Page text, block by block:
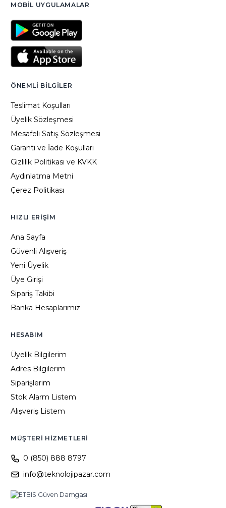
MOBIL UYGULAMALAR
ÖNEMLI BILGILER
Teslimat Koşulları
Üyelik Sözleşmesi
Mesafeli Satış Sözleşmesi
Garanti ve İade Koşulları
Gizlilik Politikası ve KVKK
Aydınlatma Metni
Çerez Politikası
HIZLI ERIŞIM
Ana Sayfa
Güvenli Alışveriş
Yeni Üyelik
Üye Girişi
Sipariş Takibi
Banka Hesaplarımız
HESABIM
Üyelik Bilgilerim
Adres Bilgilerim
Siparişlerim
Stok Alarm Listem
Alışveriş Listem
MÜŞTERI HIZMETLERI
0 (850) 888 8797
info@teknolojipazar.com